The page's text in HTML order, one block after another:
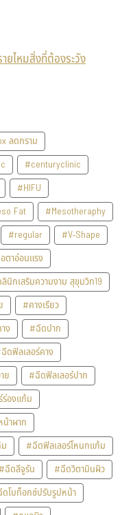
ไหมสิ่งที่ต้องระวัง
ลดกราม
#centuryclinic
#HIFU
Fat
#Mesotheraphy
#regular
#V-Shape
ตาอ่อนแรง
นิกเสริมความงาม สุขุมวิท19
#คางเรียว
ง
#ฉีดปาก
ดฟิลเลอร์คาง
ย
#ฉีดฟิลเลอร์ปาก
องแก้ม
าผาก
#ฉีดฟิลเลอร์โหนกแก้ม
#ฉีดลีจูรัน
#ฉีดวิตามินผิว
โบท็อกซ์ปรับรูปหน้า